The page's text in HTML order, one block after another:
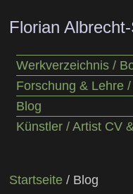
Florian
Werkverzeichnis /
Forschung & Lehre
Blog
Künstler / Artist CV
Startseite / Blog